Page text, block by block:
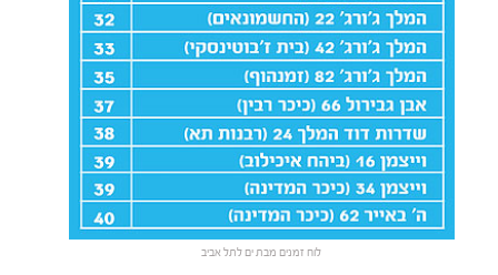
לוח זמנים מבת ים לתל אביב